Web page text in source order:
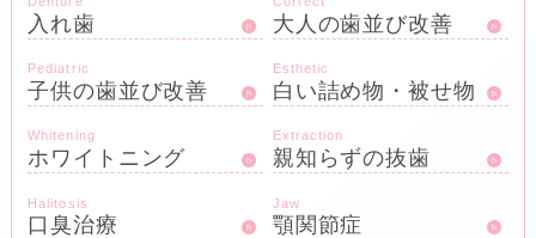
入れ歯 大人の歯並び改善
Pediatric
子供の歯並び改善
Esthetic
白い詰め物・被せ物
Whitening
ホワイトニング
Extraction
親知らずの抜歯
Halitosis
口臭治療
Jaw
顎関節症